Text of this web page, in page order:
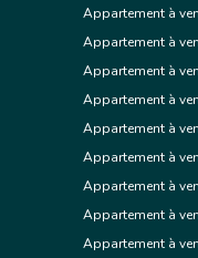
Appartement à
Appartement à
Appartement à
Appartement à
Appartement à
Appartement à
Appartement à
Appartement à
Appartement à